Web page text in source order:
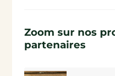
Zoom sur nos
partenaires